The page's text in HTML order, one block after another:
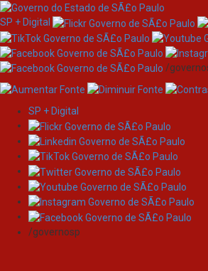
Skip
navigation
SP + Digital
/
SP + Digital
/governosp
Search
Search: